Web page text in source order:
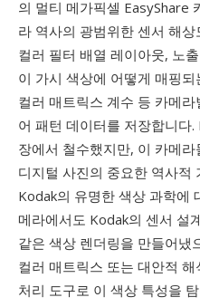
의 멀티 메가픽셀 EasyShare
라 역사의 광범위한 센서 해
컬러 필터 배열 레이아웃, 노
이 가시 색상에 어떻게 매핑
컬러 매트릭스 계수 등 카메
어 패턴 데이터를 저장합니다
장에서 철수했지만, 이 카메
디지털 사진의 중요한 역사적
Kodak의 유명한 색상 과학
메라에서도 Kodak의 센서 설
같은 색상 렌더링을 만들어냈
컬러 매트릭스 또는 대안적
처리 도구로 이 색상 특성을